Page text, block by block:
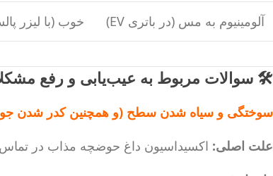
آلومینیوم به مس (در باتری EV) خوب (با لیزر
🛠️ سوالات مربوط به عیب‌یابی و رفع
سوختگی و سیاه شدن سطح (و همچنین کدر شدن
علت اصلی: اکسیداسیون داغ حوضچه مذاب در